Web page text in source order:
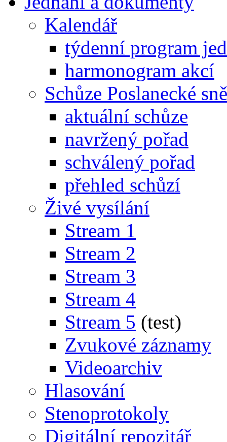
Kalendář
týdenní program
harmonogram akcí
Schůze Poslanecké
aktuální schůze
navržený pořad
schválený pořad
přehled schůzí
Živé vysílání
Stream 1
Stream 2
Stream 3
Stream 4
Stream 5 (test)
Zvukové záznamy
Videoarchiv
Hlasování
Stenoprotokoly
Digitální repozitář